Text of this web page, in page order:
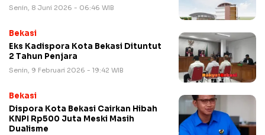
Senin, 8 Juni 2026 - 06:46 WIB
Bekasi
Eks Kadispora Kota Bekasi Dituntut
2 Tahun Penjara
Senin, 9 Februari 2026 - 19:42 WIB
Bekasi
Dispora Kota Bekasi Cairkan Hibah
KNPI Rp500 Juta Meski Masih
Dualisme